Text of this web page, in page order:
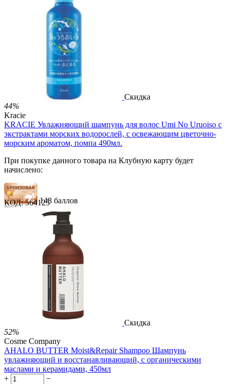
222 балла
370 баллов
1 486.00 Р
за 1.00 мл

Скидка
44%
Kracie
KRACIE Увлажняющий шампунь для волос Umi No Uruoiso с
экстрактами морских водорослей, с освежающим цветочно-
морским ароматом, помпа 490мл.
При покупке данного товара на Клубную карту будет
начислено:
148 баллов
222 балла
370 баллов
724.00 Р
за 1.00 мл
Нет в наличии
 
КОД: 564125
Скидка
52%
Cosme Company
AHALO BUTTER Moist&Repair Shampoo Шампунь
увлажняющий и восстанавливающий, с органическими
маслами и керамидами, 450мл
+
−